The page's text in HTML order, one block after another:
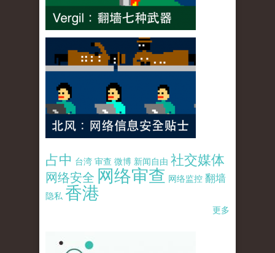
占中 台湾 审查 微博 新闻自由 社交媒体
网络安全 网络审查 网络监控 翻墙
隐私 香港
更多
pao-pao-banner-mirror-site-120814.jpg